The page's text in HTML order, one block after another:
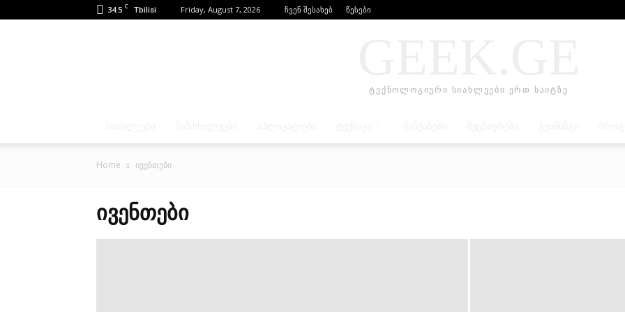
34.5 C Tbilisi Friday, August 7, 2026 ჩვენ შესახებ წესები
ტექნოლოგიური სიახლეები ერთ საიტზე
Home ივენთები
ᲘᲕᲔᲜᲗᲔᲑᲘ